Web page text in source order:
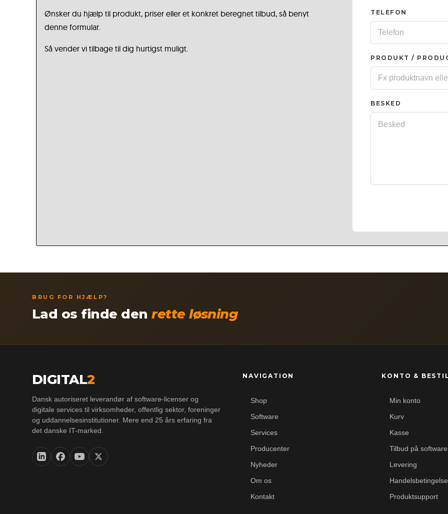
Ønsker du hjælp til produkt, priser eller et konkret beregnet tilbud, så benyt
denne formular.
Så vender vi tilbage til dig hurtigst muligt.
TELEFON
PRODUKT /
BESKED
BRUG FOR HJÆLP?
Lad os finde denrette løsning
DIGITAL2
Dansk autoriseret leverandør af software-licenser og
digitale services til virksomheder, offentlig sektor, foreninger
og uddannelsesinstitutioner. Mere end 25 års erfaring fra
det danske IT-marked.
NAVIGATION
Shop
Software
Services
Producenter
Nyheder
Om os
Kontakt
KONTO &
Min konto
Kurv
Kasse
Tilbud på software
Levering
Produktsupport